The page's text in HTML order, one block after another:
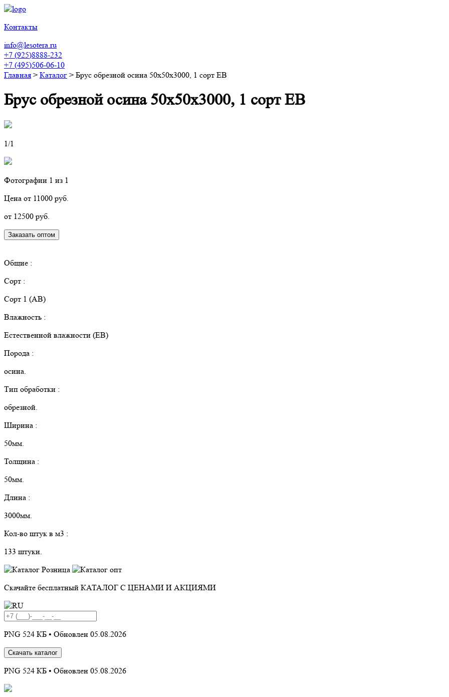
Контакты
info@lesotera.ru
+7 (925)8888-232
+7 (495)506-06-10
Главная > Каталог > Брус обрезной осина 50х50х3000, 1 сорт ЕВ
Брус обрезной осина 50х50х3000, 1 сорт ЕВ
1/1
Фотографии 1 из 1
Цена от 11000 руб.
от 12500 руб.
Заказать оптом
Общие :
Сорт :
Сорт 1 (АВ)
Влажность :
Естественной влажности (ЕВ)
Порода :
осина.
Тип обработки :
обрезной.
Ширина :
50мм.
Толщина :
50мм.
Длина :
3000мм.
Кол-во штук в м3 :
133 штуки.
Скачайте бесплатный КАТАЛОГ С ЦЕНАМИ И АКЦИЯМИ
PNG 524 КБ • Обновлен 05.08.2026
Скачать каталог
PNG 524 КБ • Обновлен 05.08.2026